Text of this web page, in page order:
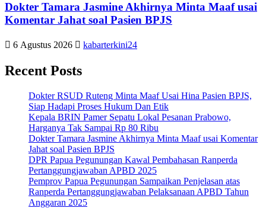
Dokter Tamara Jasmine Akhirnya Minta Maaf usai
Komentar Jahat soal Pasien BPJS
6 Agustus 2026 kabarterkini24
Recent Posts
Dokter RSUD Ruteng Minta Maaf Usai Hina Pasien BPJS,
Siap Hadapi Proses Hukum Dan Etik
Kepala BRIN Pamer Sepatu Lokal Pesanan Prabowo,
Harganya Tak Sampai Rp 80 Ribu
Dokter Tamara Jasmine Akhirnya Minta Maaf usai Komentar
Jahat soal Pasien BPJS
DPR Papua Pegunungan Kawal Pembahasan Ranperda
Pertanggungjawaban APBD 2025
Pemprov Papua Pegunungan Sampaikan Penjelasan atas
Ranperda Pertanggungjawaban Pelaksanaan APBD Tahun
Anggaran 2025